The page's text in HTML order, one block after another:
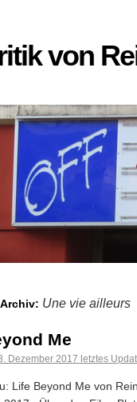
von
Une vie ailleurs
Me
Dezember 2017 letztes
Life Beyond Me von